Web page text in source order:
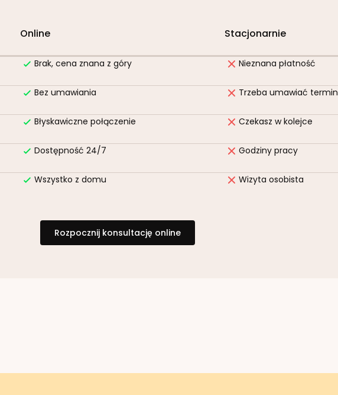
Online Stacjonarnie
Brak, cena znana z góry Nieznana płatność
Bez umawiania Trzeba umawiać termin
Błyskawiczne połączenie Czekasz w kolejce
Dostępność 24/7 Godziny pracy
Wszystko z domu Wizyta osobista
Rozpocznij konsultację online